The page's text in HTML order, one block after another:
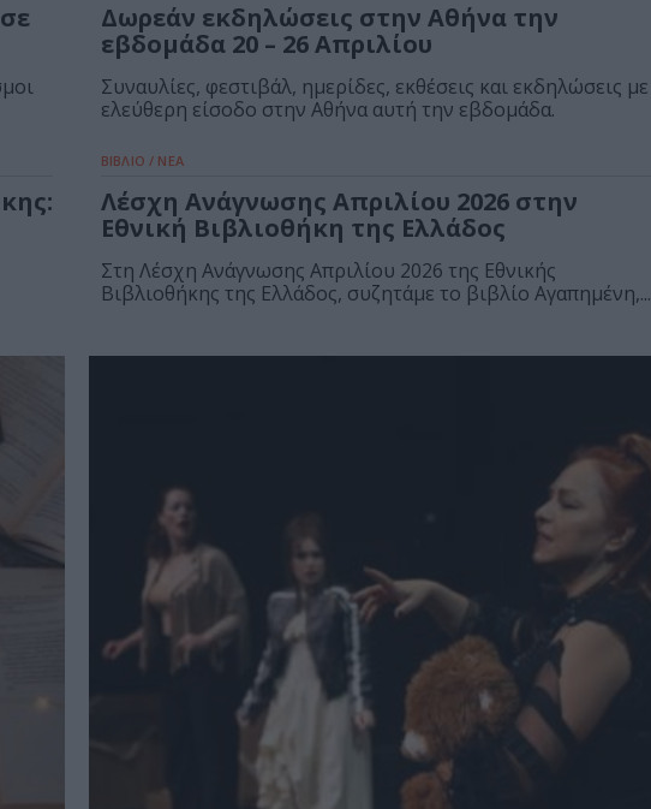
Δωρεάν εκδηλώσεις στην Αθήνα την
εβδομάδα 20 – 26 Απριλίου
Συναυλίες, φεστιβάλ, ημερίδες, εκθέσεις και εκδηλώσεις με
ελεύθερη είσοδο στην Αθήνα αυτή την εβδομάδα.
ΒΙΒΛΙΟ / ΝΕΑ
Λέσχη Ανάγνωσης Απριλίου 2026 στην
Εθνική Βιβλιοθήκη της Ελλάδος
Στη Λέσχη Ανάγνωσης Απριλίου 2026 της Εθνικής
Βιβλιοθήκης της Ελλάδος, συζητάμε το βιβλίο Αγαπημένη,...